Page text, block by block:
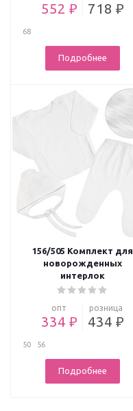
552 ₽ 718 ₽
68
Подробнее
156/505 Комплект для
новорожденных
интерлок
опт
334 ₽
розница
434 ₽
50 56
Подробнее